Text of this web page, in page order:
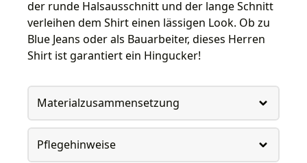
der runde Halsausschnitt und der lange Schnitt
verleihen dem Shirt einen lässigen Look. Ob zu
Blue Jeans oder als Bauarbeiter, dieses Herren
Shirt ist garantiert ein Hingucker!
Materialzusammensetzung
Pflegehinweise